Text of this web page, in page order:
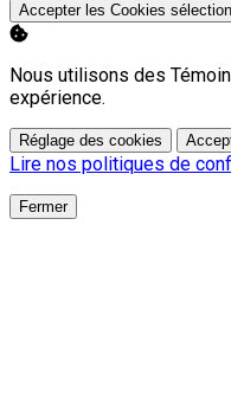
Accepter les Cookies
Nous utilisons des
expérience.
Réglage des cookies
Lire nos politiques de
Fermer